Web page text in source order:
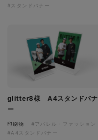
#スタンドバナー
glitter8様 A4スタンドバナ
ー
印刷物
#アパレル・ファッション
#A4スタンドバナー